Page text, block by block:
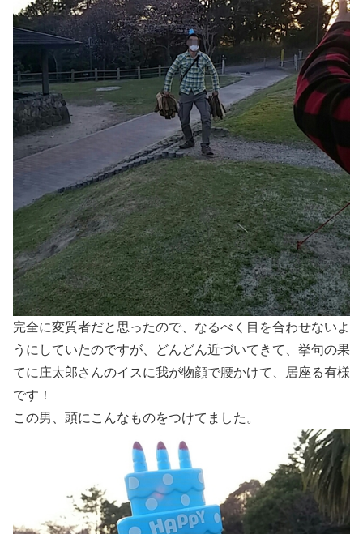
完全に変質者だと思ったので、なるべく目を合わせないよ
うにしていたのですが、どんどん近づいてきて、挙句の果
てに庄太郎さんのイスに我が物顔で腰かけて、居座る有様
です！
この男、頭にこんなものをつけてました。